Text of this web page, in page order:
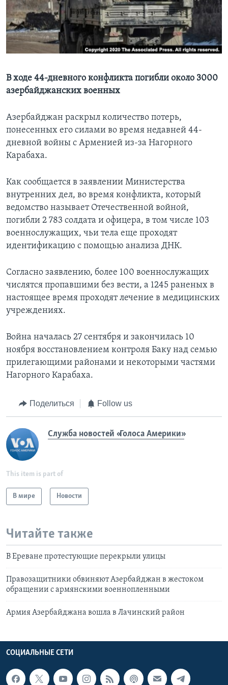
Learning English
СОЦИАЛЬНЫЕ СЕТИ
Языки
В ходе 44-дневного конфликта погибли около 3000
азербайджанских военных
Азербайджан раскрыл количество потерь,
понесенных его силами во время недавней 44-
дневной войны с Арменией из-за Нагорного
Карабаха.
Как сообщается в заявлении Министерства
внутренних дел, во время конфликта, который
ведомство называет Отечественной войной,
погибли 2 783 солдата и офицера, в том числе 103
военнослужащих, чьи тела еще проходят
идентификацию с помощью анализа ДНК.
Согласно заявлению, более 100 военнослужащих
числятся пропавшими без вести, а 1245 раненых в
настоящее время проходят лечение в медицинских
учреждениях.
Война началась 27 сентября и закончилась 10
ноября восстановлением контроля Баку над семью
прилегающими районами и некоторыми частями
Нагорного Карабаха.
Поделиться Follow us
Служба новостей «Голоса Америки»
This item is part of
В мире Новости
Читайте также
В Ереване протестующие перекрыли улицы
Правозащитники обвиняют Азербайджан в жестоком
обращении с армянскими военнопленными
Армия Азербайджана вошла в Лачинский район
СОЦИАЛЬНЫЕ СЕТИ